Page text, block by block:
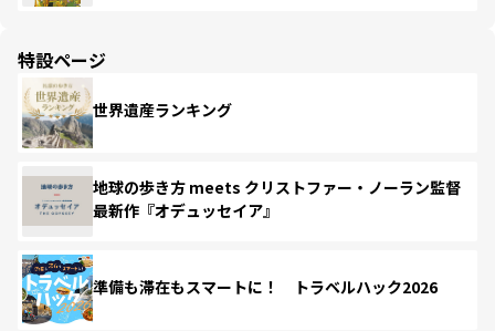
特設ページ
世界遺産ランキング
地球の歩き方 meets クリストファー・ノーラン監督
最新作『オデュッセイア』
準備も滞在もスマートに！ トラベルハック2026